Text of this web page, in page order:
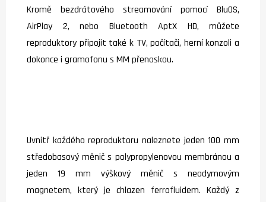
Kromě bezdrátového streamování pomocí BluOS,
AirPlay 2, nebo Bluetooth AptX HD, můžete
reproduktory připojit také k TV, počítači, herní konzoli a
dokonce i gramofonu s MM přenoskou.
Uvnitř každého reproduktoru naleznete jeden 100 mm
středobasový měnič s polypropylenovou membránou a
jeden 19 mm výškový měnič s neodymovým
magnetem, který je chlazen ferrofluidem. Každý z